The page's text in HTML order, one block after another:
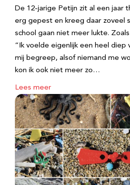
De 12-jarige Petijn zit al een jaar
erg gepest en kreeg daar zoveel
school gaan niet meer lukte.
“Ik voelde eigenlijk een heel diep
mij begreep, alsof niemand me
kon ik ook niet meer zo…
Lees meer